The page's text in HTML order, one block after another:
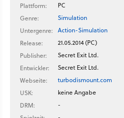
Plattform:
PC
Genre:
Simulation
Untergenre:
Action-Simulation
Release:
21.05.2014 (PC)
Publisher:
Secret Exit Ltd.
Entwickler:
Secret Exit Ltd.
Webseite:
turbodismount.com
USK:
keine Angabe
DRM:
-